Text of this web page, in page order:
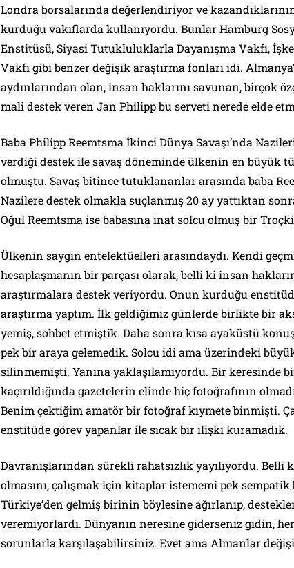
Londra borsalarında değerlendiriyor ve
kurduğu vakıflarda kullanıyordu. Bunlar Hamburg
Enstitüsü, Siyasi Tutukluluklarla Dayanışma Vakfı,
Vakfı gibi benzer değişik araştırma fonları idi.
aydınlarından olan, insan haklarını savunan, birçok
mali destek veren Jan Philipp bu serveti nerede elde
Baba Philipp Reemtsma İkinci Dünya Savaşı’nda
verdiği destek ile savaş döneminde ülkenin en büyük
olmuştu. Savaş bitince tutuklananlar arasında baba
Nazilere destek olmakla suçlanmış 20 ay yattıktan
Oğul Reemtsma ise babasına inat solcu olmuş bir
Ülkenin saygın entelektüelleri arasındaydı. Kendi
hesaplaşmanın bir parçası olarak, belli ki insan
araştırmalara destek veriyordu. Onun kurduğu
araştırma yaptım. İlk geldiğimiz günlerde birlikte bir
yemiş, sohbet etmiştik. Daha sonra kısa ayaküstü
pek bir araya gelemedik. Solcu idi ama üzerindeki
silinmemişti. Yanına yaklaşılamıyordu. Bir keresinde
kaçırıldığında gazetelerin elinde hiç fotoğrafının
Benim çektiğim amatör bir fotoğraf kıymete binmişti.
enstitüde görev yapanlar ile sıcak bir ilişki kuramadık.
Davranışlarından sürekli rahatsızlık yayılıyordu. Belli
olmasını, çalışmak için kitaplar istememi pek sempatik
Türkiye’den gelmiş birinin böylesine ağırlanıp,
veremiyorlardı. Dünyanın neresine giderseniz gidin,
sorunlarla karşılaşabilirsiniz. Evet ama Almanlar